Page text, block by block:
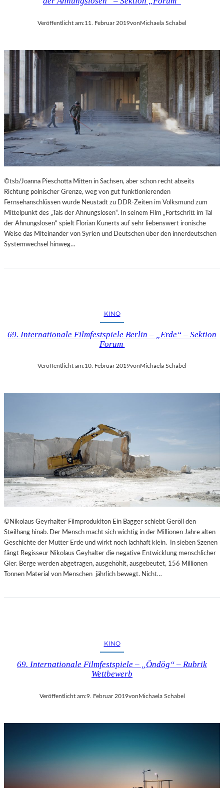
Veröffentlicht am:11. Februar 2019vonMichaela Schabel
©tsb/Joanna Pieschotta Mitten in Sachsen, aber schon recht abseits
Richtung polnischer Grenze, weg von gut funktionierenden
Fernsehanschlüssen wurde Neustadt zu DDR-Zeiten im Volksmund zum
Mittelpunkt des „Tals der Ahnungslosen“. In seinem Film „Fortschritt im Tal
der Ahnungslosen“ spielt Florian Kunerts auf sehr liebenswert ironische
Weise das Miteinander von Syrien und Deutschen über den innerdeutschen
Systemwechsel hinweg…
KINO
69. Internationale Filmfestspiele Berlin – „Erde“ – Sektion
Forum
Veröffentlicht am:10. Februar 2019von Michaela Schabel
©Nikolaus Geyrhalter Filmprodukiton Ein Bagger schiebt Geröll den
Steilhang hinab. Der Mensch macht sich wichtig in der Millionen Jahre alten
Geschichte der Mutter Erde und wirkt noch lachhaft klein. In sieben Szenen
fängt Regisseur Nikolaus Geyhalter die negative Entwicklung menschlicher
Gier. Berge werden abgetragen, ausgehöhlt, ausgebeutet, 156 Millionen
Tonnen Material von Menschen jährlich bewegt. Nicht…
KINO
69. Internationale Filmfestspiele – „Öndög“ – Rubrik
Wettbewerb
Veröffentlicht am:9. Februar 2019vonMichaela Schabel